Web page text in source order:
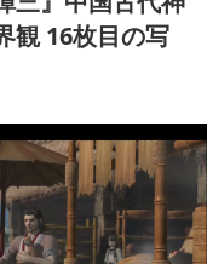
観 16枚目の写